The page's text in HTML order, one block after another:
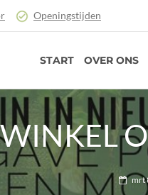
Openingstijden
START OVER ONS
WINKEL
mrt